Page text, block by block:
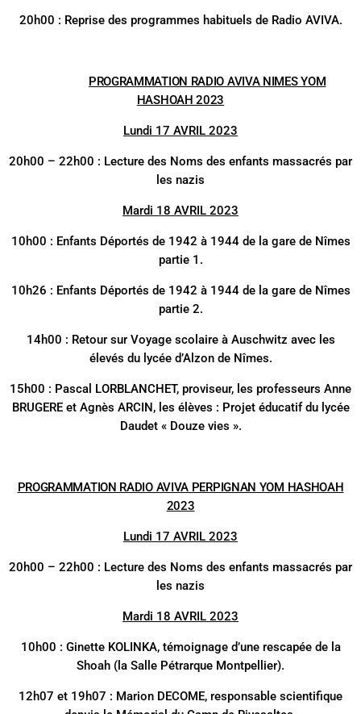
20h00 : Reprise des programmes habituels de Radio AVIVA.
PROGRAMMATION RADIO AVIVA NIMES YOM
HASHOAH 2023
Lundi 17 AVRIL 2023
20h00 – 22h00 : Lecture des Noms des enfants massacrés par
les nazis
Mardi 18 AVRIL 2023
10h00 : Enfants Déportés de 1942 à 1944 de la gare de Nîmes
partie 1.
10h26 : Enfants Déportés de 1942 à 1944 de la gare de Nîmes
partie 2.
14h00 : Retour sur Voyage scolaire à Auschwitz avec les
élevés du lycée d’Alzon de Nîmes.
15h00 : Pascal LORBLANCHET, proviseur, les professeurs Anne
BRUGERE et Agnès ARCIN, les élèves : Projet éducatif du lycée
Daudet « Douze vies ».
PROGRAMMATION RADIO AVIVA PERPIGNAN YOM HASHOAH
2023
Lundi 17 AVRIL 2023
20h00 – 22h00 : Lecture des Noms des enfants massacrés par
les nazis
Mardi 18 AVRIL 2023
10h00 : Ginette KOLINKA, témoignage d’une rescapée de la
Shoah (la Salle Pétrarque Montpellier).
12h07 et 19h07 : Marion DECOME, responsable scientifique